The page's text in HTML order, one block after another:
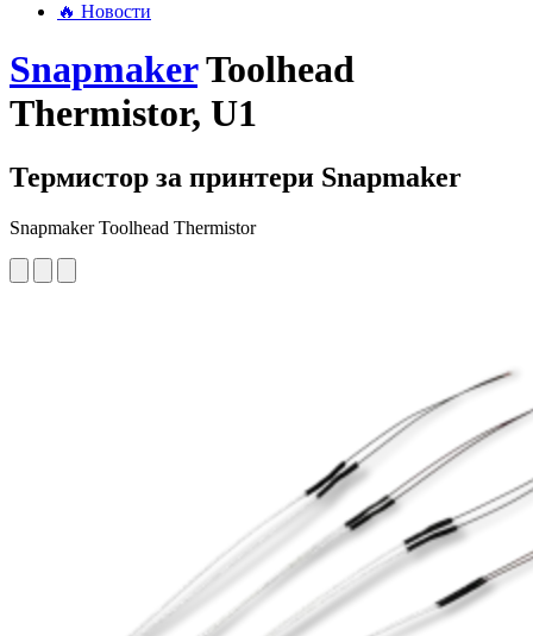
🔥 Новости
SnapmakerToolhead
Thermistor, U1
Термистор за принтери Snapmaker
Snapmaker Toolhead Thermistor